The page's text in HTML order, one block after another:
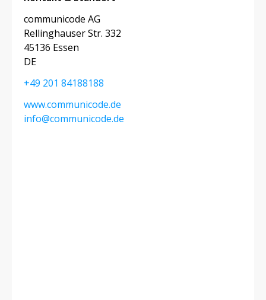
communicode AG
Rellinghauser Str. 332
45136 Essen
DE
+49 201 84188188
www.communicode.de
info@communicode.de